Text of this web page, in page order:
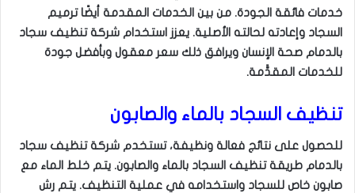
خدمات فائقة الجودة. من بين الخدمات المقدمة أيضًا ترميم
السجاد وإعادته لحالته الأصلية. يعزز استخدام شركة تنظيف سجاد
بالدمام صحة الإنسان ويرافق ذلك سعر معقول وبأفضل جودة
للخدمات المقدََّمة.
تنظيف السجاد بالماء والصابون
للحصول على نتائج فعالة ونظيفة، تستخدم شركة تنظيف سجاد
بالدمام طريقة تنظيف السجاد بالماء والصابون. يتم خلط الماء مع
صابون خاص للسجاد واستخدامه في عملية التنظيف. يتم رش